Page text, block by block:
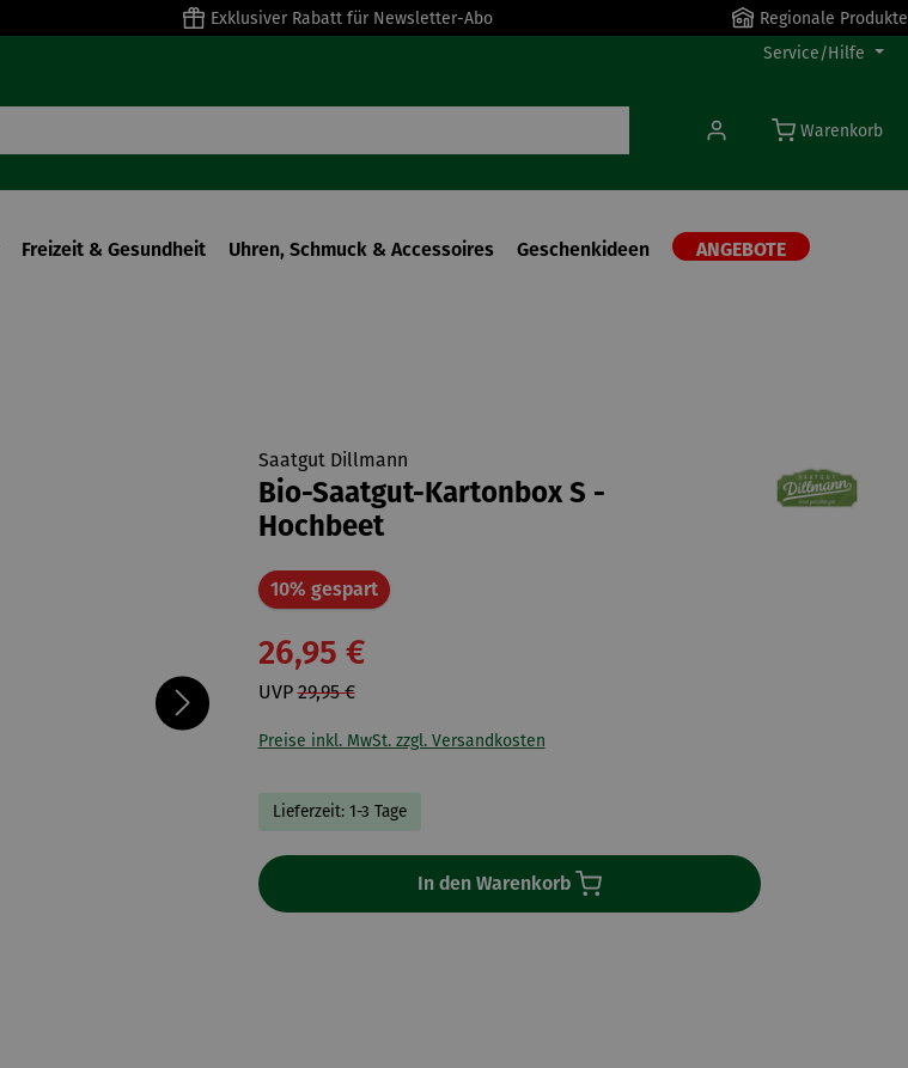
Exklusiver Rabatt für Newsletter-Abo
Regionale Produkte
Service/Hilfe
Warenkorb
Freizeit & Gesundheit Uhren, Schmuck & Accessoires Geschenkideen ANGEBOTE
Saatgut Dillmann
Bio-Saatgut-Kartonbox S -
Hochbeet
10% gespartRabatt
26,95 €
UVP29,95 €
Preise inkl. MwSt. zzgl. Versandkosten
Lieferzeit: 1-3 Tage
In den Warenkorb